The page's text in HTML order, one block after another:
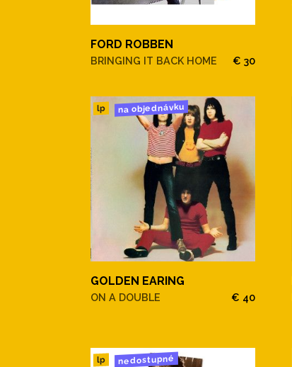
FORD ROBBEN
BRINGING IT BACK HOME € 30
lp na objednávku
GOLDEN EARING
ON A DOUBLE € 40
lp nedostupné